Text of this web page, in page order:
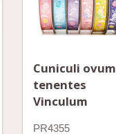
Cuniculi ovum
tenentes
Vinculum
PR4355